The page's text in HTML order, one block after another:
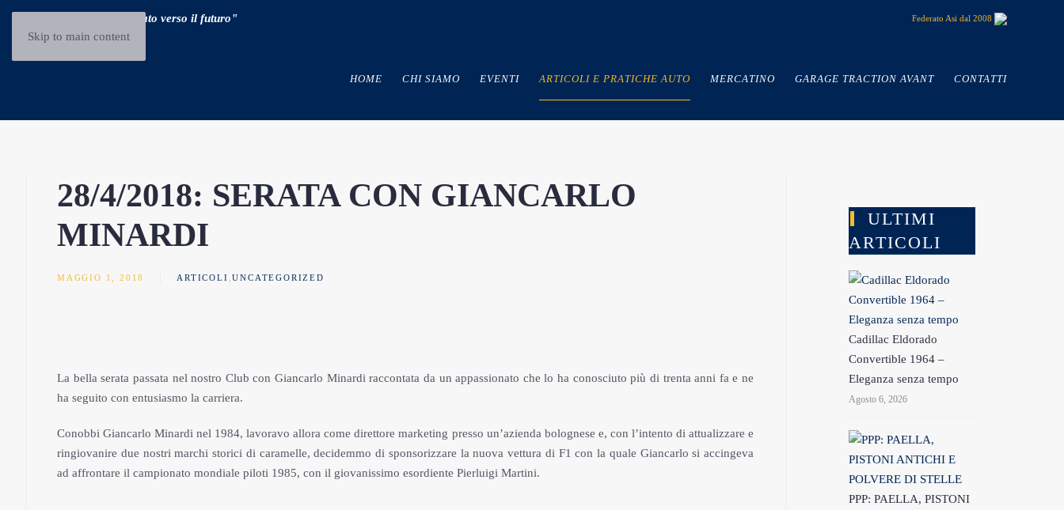
Skip to main content
"Guidare il passato verso il futuro" Federato Asi dal 2008
HOME CHI SIAMO EVENTI ARTICOLI E PRATICHE AUTO MERCATINO GARAGE TRACTION AVANT CONTATTI
28/4/2018: SERATA CON GIANCARLO
MINARDI
MAGGIO 1, 2018 ARTICOLI ,UNCATEGORIZED
La bella serata passata nel nostro Club con Giancarlo Minardi raccontata da un appassionato che lo ha conosciuto più di trenta anni fa e ne
ha seguito con entusiasmo la carriera.
Conobbi Giancarlo Minardi nel 1984, lavoravo allora come direttore marketing presso un’azienda bolognese e, con l’intento di attualizzare e
ringiovanire due nostri marchi storici di caramelle, decidemmo di sponsorizzare la nuova vettura di F1 con la quale Giancarlo si accingeva
ad affrontare il campionato mondiale piloti 1985, con il giovanissimo esordiente Pierluigi Martini.
ULTIMI
ARTICOLI
Cadillac Eldorado
Convertible 1964 –
Eleganza senza tempo
Agosto 6, 2026
PPP: PAELLA, PISTONI